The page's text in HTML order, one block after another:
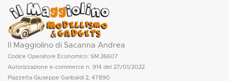
Il Maggiolino di Sacanna Andrea
Codice Operatore Economico: SM 26607
Autorizzazione e-commerce n. 914 del 27/01/2022
Piazzetta Giuseppe Garibaldi 2, 47890